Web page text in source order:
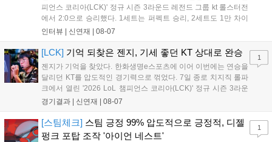
피언스 코리아(LCK)' 정규 시즌 3라운드 레전드 그룹 kt 롤스터전
에서 2:0으로 승리했다. 1세트는 퍼펙트 승리, 2세트도 1만 차이
를 벌리며 25분 만에 승리하면서 말 그대로 압도적인 경기력을 선
하며 POM에 선정됐...
인터뷰 | 신연재 | 08-07
[LCK] 기억 되찾은 젠지, 기세 좋던 KT 상대로 완승
젠지가 기억을 찾았다. 한화생명e스포츠에 이어 이번에는 연승을
달리던 KT를 압도적인 경기력으로 꺾었다. 7일 종로 치지직 롤파
크에서 열린 '2026 LoL 챔피언스 코리아(LCK)' 정규 시즌 3라운
드 레전드 그룹, kt 롤스터와 젠지 e스포츠의 대결에서 젠지가 압
기억을 되찾기라도 한 듯 1,...
경기결과 | 신연재 | 08-07
1
[스팀체크] 스팀 긍정 99% 압도적으로 긍정적, 디젤
펑크 포탑 조작 '아이언 네스트'
1